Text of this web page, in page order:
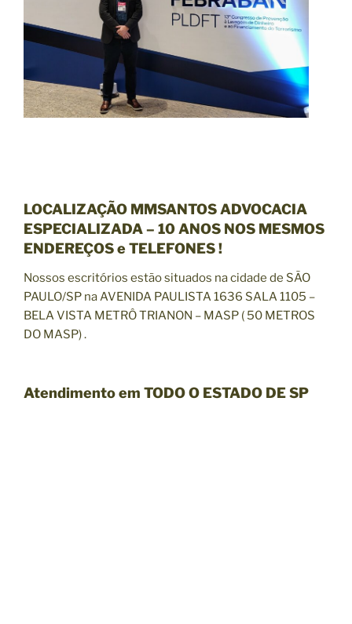
LOCALIZAÇÃO MMSANTOS ADVOCACIA
ESPECIALIZADA – 10 ANOS NOS MESMOS
ENDEREÇOS e TELEFONES !
Nossos escritórios estão situados na cidade de SÃO
PAULO/SP naAVENIDA PAULISTA 1636 SALA 1105 –
BELA VISTA METRÔ TRIANON – MASP ( 50 METROS
DO MASP).
Atendimento em TODO O ESTADO DE SP